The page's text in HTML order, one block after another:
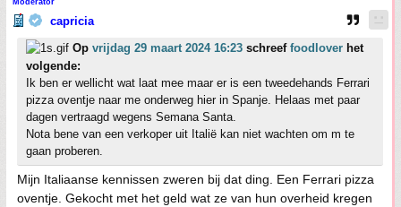
capricia
Op vrijdag 29 maart 2024 16:23 schreef foodlover het
volgende:
Ik ben er wellicht wat laat mee maar er is een tweedehands Ferrari
pizza oventje naar me onderweg hier in Spanje. Helaas met paar
dagen vertraagd wegens Semana Santa.
Nota bene van een verkoper uit Italië kan niet wachten om m te
gaan proberen.
Mijn Italiaanse kennissen zweren bij dat ding. Een Ferrari pizza
oventje. Gekocht met het geld wat ze van hun overheid kregen